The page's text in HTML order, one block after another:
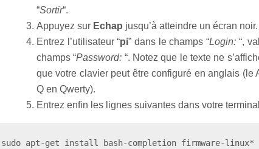
“Sortir“.
Appuyez sur Echap jusqu’à atteindre un écran noir.
Entrez l’utilisateur “pi” dans le champs “Login: “,
champs “Password: “. Notez que le texte ne
que votre clavier peut être configuré en anglais (le
Q en Qwerty).
Entrez enfin les lignes suivantes dans votre
sudo apt-get install bash-completion firmware-linux*